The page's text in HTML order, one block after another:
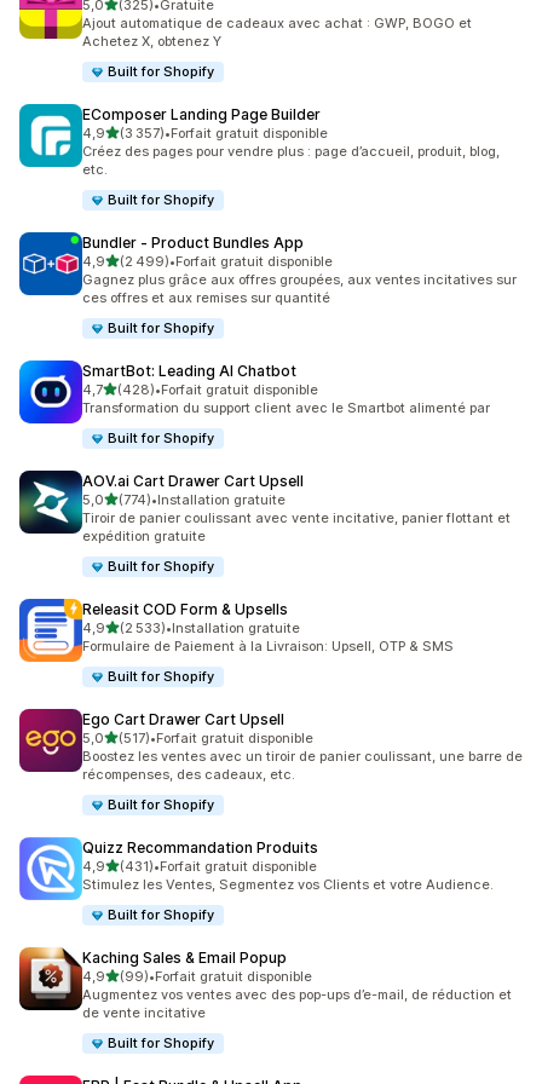
5,0étoile(s) sur 5
(325)
325 avis au total
•Gratuite
Ajout automatique de cadeaux avec achat : GWP, BOGO et
Achetez X, obtenez Y
Built for Shopify
EComposer Landing Page Builder
4,9étoile(s) sur 5
(3 357)
3357 avis au total
•Forfait gratuit disponible
Créez des pages pour vendre plus : page d’accueil, produit, blog,
etc.
Built for Shopify
Bundler ‑ Product Bundles App
4,9étoile(s) sur 5
(2 499)
2499 avis au total
•Forfait gratuit disponible
Gagnez plus grâce aux offres groupées, aux ventes incitatives sur
ces offres et aux remises sur quantité
Built for Shopify
SmartBot: Leading AI Chatbot
4,7étoile(s) sur 5
(428)
428 avis au total
•Forfait gratuit disponible
Transformation du support client avec le Smartbot alimenté par
Built for Shopify
AOV.ai Cart Drawer Cart Upsell
5,0étoile(s) sur 5
(774)
774 avis au total
•Installation gratuite
Tiroir de panier coulissant avec vente incitative, panier flottant et
expédition gratuite
Built for Shopify
Releasit COD Form & Upsells
4,9étoile(s) sur 5
(2 533)
2533 avis au total
•Installation gratuite
Formulaire de Paiement à la Livraison: Upsell, OTP & SMS
Built for Shopify
Ego Cart Drawer Cart Upsell
5,0étoile(s) sur 5
(517)
517 avis au total
•Forfait gratuit disponible
Boostez les ventes avec un tiroir de panier coulissant, une barre de
récompenses, des cadeaux, etc.
Built for Shopify
Quizz Recommandation Produits
4,9étoile(s) sur 5
(431)
431 avis au total
•Forfait gratuit disponible
Stimulez les Ventes, Segmentez vos Clients et votre Audience.
Built for Shopify
Kaching Sales & Email Popup
4,9étoile(s) sur 5
(99)
99 avis au total
•Forfait gratuit disponible
Augmentez vos ventes avec des pop-ups d’e-mail, de réduction et
de vente incitative
Built for Shopify